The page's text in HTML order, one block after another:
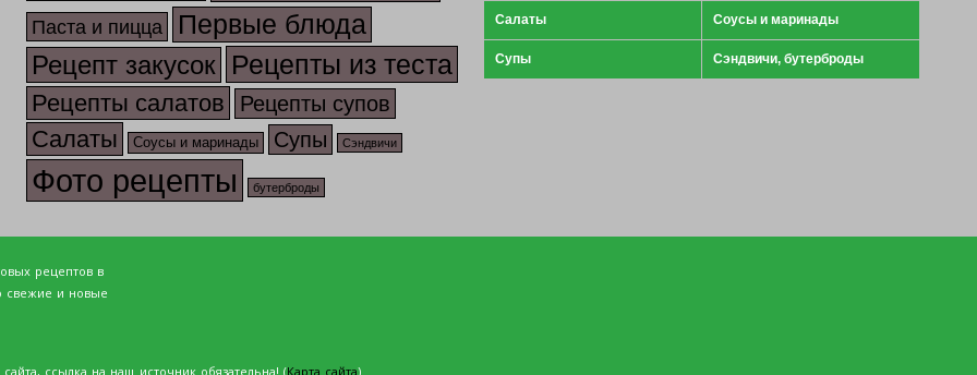
Паста и пицца
Первые блюда
Рецепт закусок
Рецепты из теста
Рецепты салатов Рецепты супов
Салаты Соусы и маринады Супы Сэндвичи
Фото рецепты бутерброды
Салаты Соусы и маринады
Супы Сэндвичи, бутерброды
рецептов в
свежие и новые
ссылка на наш источник обязательна! (Карта сайта)